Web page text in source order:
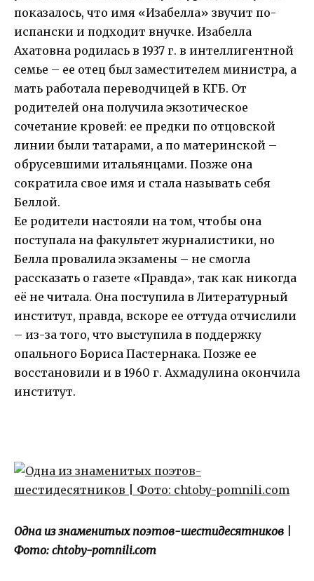
показалось, что имя «Изабелла» звучит по-
испански и подходит внучке. Изабелла
Ахатовна родилась в 1937 г. в интеллигентной
семье – ее отец был заместителем министра, а
мать работала переводчицей в КГБ. От
родителей она получила экзотическое
сочетание кровей: ее предки по отцовской
линии были татарами, а по материнской –
обрусевшими итальянцами. Позже она
сократила свое имя и стала называть себя
Беллой.
Ее родители настояли на том, чтобы она
поступала на факультет журналистики, но
Белла провалила экзамены – не смогла
рассказать о газете «Правда», так как никогда
её не читала. Она поступила в Литературный
институт, правда, вскоре ее оттуда отчислили
– из-за того, что выступила в поддержку
опального Бориса Пастернака. Позже ее
восстановили и в 1960 г. Ахмадулина окончила
институт.
Одна из знаменитых поэтов-шестидесятников |
Фото: chtoby-pomnili.com